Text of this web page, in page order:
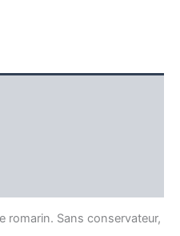
romarin. Sans conservateur,